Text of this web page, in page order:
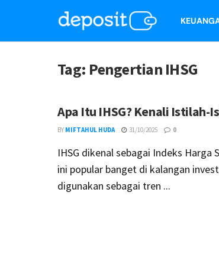
Tag: Pengertian IHSG
Apa Itu IHSG? Kenali Istilah-
BY MIFTAHUL HUDA 31/10/2025 0
IHSG dikenal sebagai Indeks Harga
ini popular banget di kalangan
digunakan sebagai tren ...